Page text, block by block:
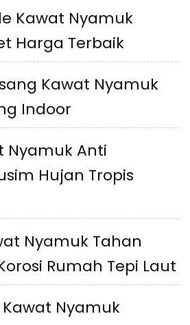
Kawat Nyamuk
Harga Terbaik
Kawat Nyamuk
Indoor
Nyamuk Anti
Hujan Tropis
Nyamuk Tahan
Rumah Tepi Laut
Nyamuk